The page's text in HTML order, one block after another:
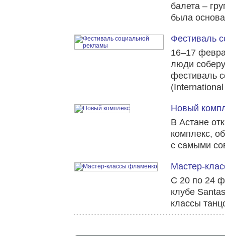
балета –
была
Фестиваль
16–17
люди
фестиваль
Новый
В Астане
комплекс,
с самыми
Мастер-
С 20 по 24
клубе
классы